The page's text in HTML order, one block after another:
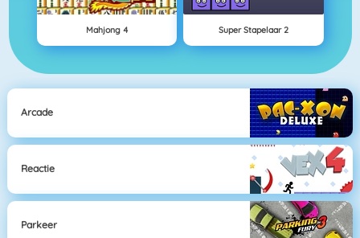
Mahjong 4 Super Stapelaar 2
Arcade
Reactie
Parkeer